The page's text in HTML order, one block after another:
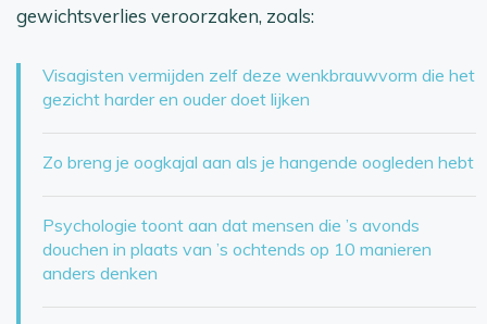
gewichtsverlies veroorzaken, zoals:
Visagisten vermijden zelf deze wenkbrauwvorm die het
gezicht harder en ouder doet lijken
Zo breng je oogkajal aan als je hangende oogleden hebt
Psychologie toont aan dat mensen die ’s avonds
douchen in plaats van ’s ochtends op 10 manieren
anders denken